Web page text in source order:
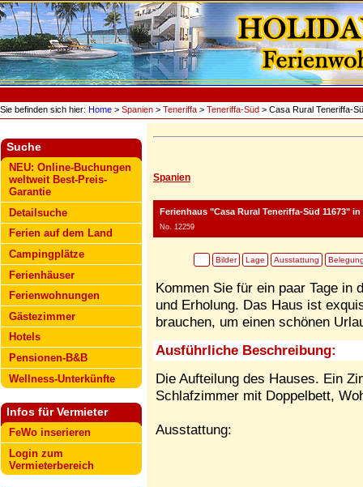
Sie befinden sich hier: Home > Spanien > Teneriffa > Teneriffa-Süd > Casa Rural Teneriffa-
Suche
NEU: Online-Buchungen
weltweit Best-Preis-
Garantie
Detailsuche
Ferien auf dem Land
Campingplätze
Ferienhäuser
Ferienwohnungen
Gästezimmer
Hotels
Pensionen-B&B
Wellness-Unterkünfte
Infos für Vermieter
FeWo inserieren
Login zum
Vermieterbereich
Spanien
Ferienhaus "Casa Rural Teneriffa-Süd 11673" in
No. 12259
Bilder Lage Ausstattung
Kommen Sie für ein paar Tage in
und Erholung. Das Haus ist
brauchen, um einen schönen
Ausführliche Beschreibung:
Die Aufteilung des Hauses. Ein
Schlafzimmer mit Doppelbett,
Ausstattung: